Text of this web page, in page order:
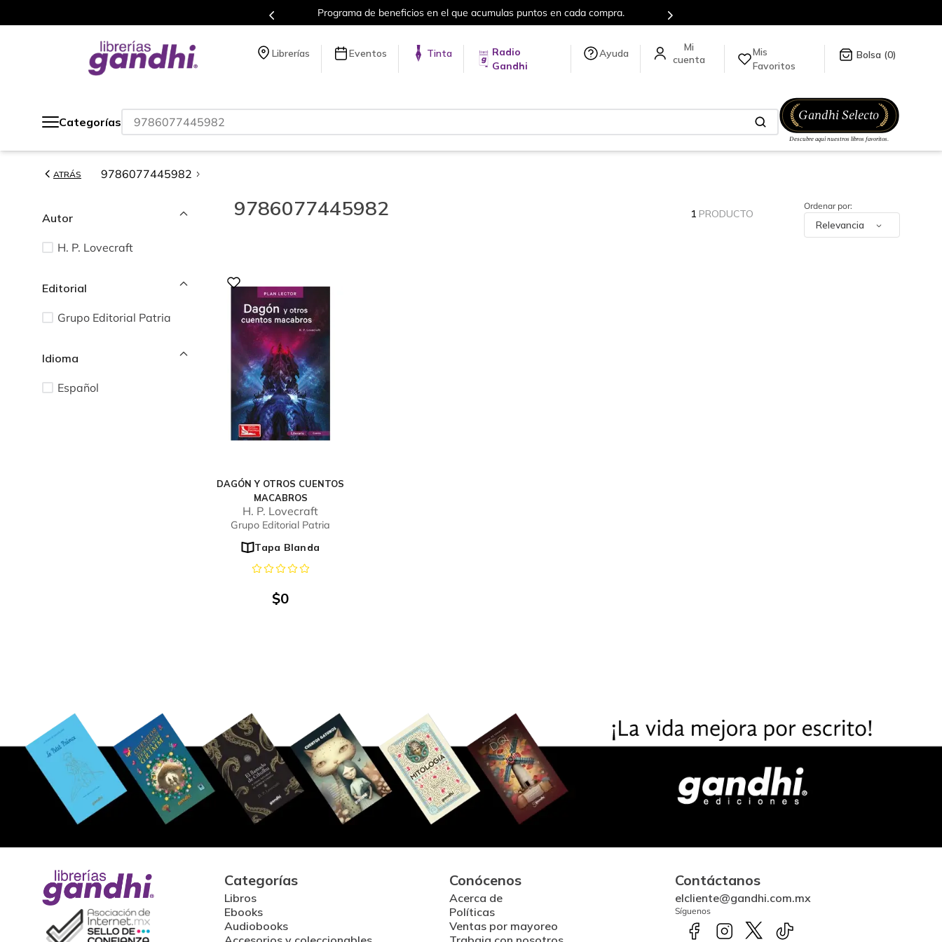
Programa de beneficios en el que acumulas puntos en cada compra.
Librerías Eventos Tinta
Radio
Gandhi
Ayuda
Mis
Favoritos
0
Categorías
¿Qué estás buscando?
ATRÁS 9786077445982
Autor
H. P. Lovecraft
Editorial
Grupo Editorial Patria
Idioma
Español
9786077445982 1 PRODUCTO
Relevancia
DAGÓN Y OTROS CUENTOS
MACABROS
H. P. Lovecraft
Grupo Editorial Patria
Tapa Blanda
$0
Categorías
Libros
Ebooks
Audiobooks
Conócenos
Acerca de
Políticas
Ventas por mayoreo
Contáctanos
elcliente@gandhi.com.mx
Síguenos